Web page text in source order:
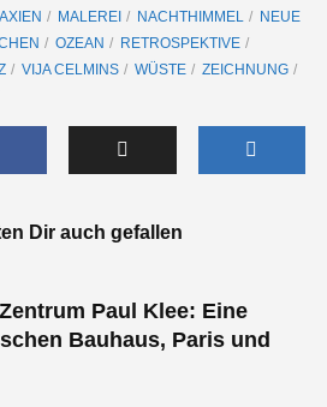
MALEREI NACHTHIMMEL
NEUE
OZEAN
RETROSPEKTIVE
VIJA CELMINS WÜSTE
ZEICHNUNG
Dir auch gefallen
Paul Klee: Eine
Bauhaus, Paris und